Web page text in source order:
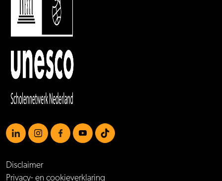
Disclaimer
Privacy- en cookieverklaring